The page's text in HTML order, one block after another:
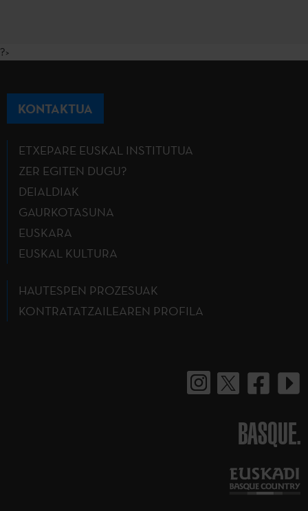
?>
KONTAKTUA
ETXEPARE EUSKAL INSTITUTUA
ZER EGITEN DUGU?
DEIALDIAK
GAURKOTASUNA
EUSKARA
EUSKAL KULTURA
HAUTESPEN PROZESUAK
KONTRATATZAILEAREN PROFILA
BASQUE.